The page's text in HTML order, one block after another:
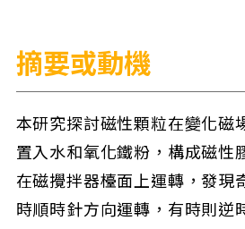
摘要或動機
本研究探討磁性顆粒在變化磁
置入水和氧化鐵粉，構成磁性
在磁攪拌器檯面上運轉，發現
時順時針方向運轉，有時則逆